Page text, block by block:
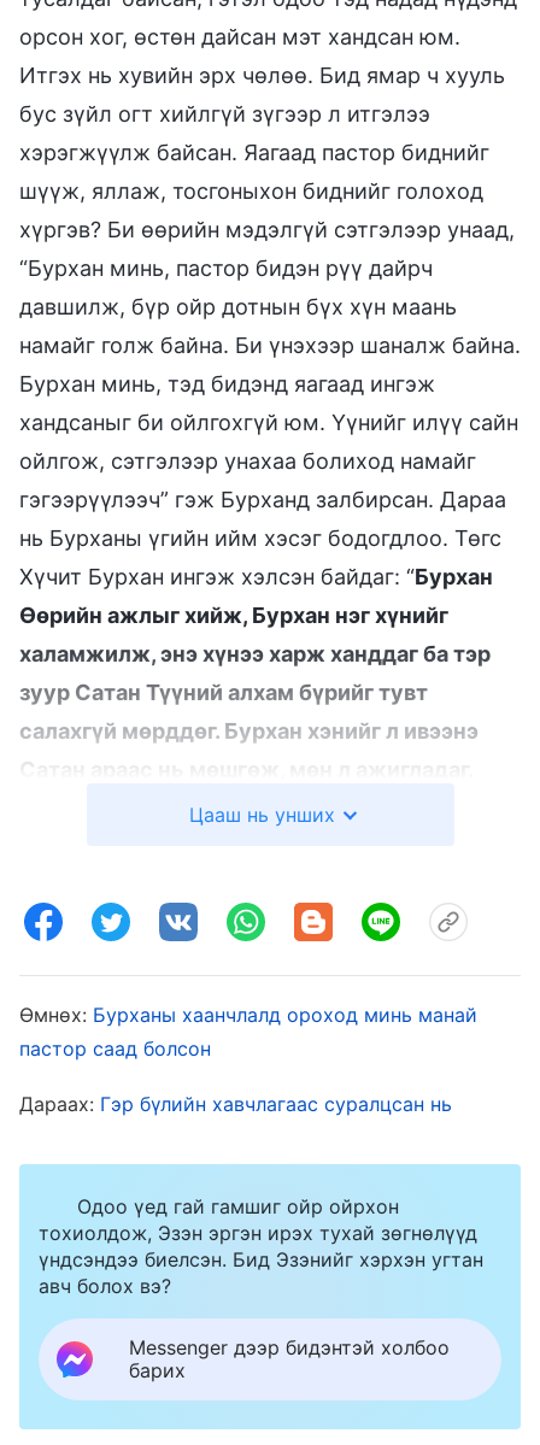
орсон хог, өстөн дайсан мэт хандсан юм.
Итгэх нь хувийн эрх чөлөө. Бид ямар ч хууль
бус зүйл огт хийлгүй зүгээр л итгэлээ
хэрэгжүүлж байсан. Яагаад пастор биднийг
шүүж, яллаж, тосгоныхон биднийг голоход
хүргэв? Би өөрийн мэдэлгүй сэтгэлээр унаад,
“Бурхан минь, пастор бидэн рүү дайрч
давшилж, бүр ойр дотнын бүх хүн маань
намайг голж байна. Би үнэхээр шаналж байна.
Бурхан минь, тэд бидэнд яагаад ингэж
хандсаныг би ойлгохгүй юм. Үүнийг илүү сайн
ойлгож, сэтгэлээр унахаа болиход намайг
гэгээрүүлээч” гэж Бурханд залбирсан. Дараа
нь Бурханы үгийн ийм хэсэг бодогдлоо. Төгс
Хүчит Бурхан ингэж хэлсэн байдаг: “Бурхан
Өөрийн ажлыг хийж, Бурхан нэг хүнийг
халамжилж, энэ хүнээ харж ханддаг ба тэр
зуур Сатан Түүний алхам бүрийг тувт
салахгүй мөрддөг. Бурхан хэнийг л ивээнэ
Сатан араас нь мөшгөж, мөн л ажигладаг.
Хэрвээ Бурхан энэ хүнийг хүсвэл, Сатан
янз бүрийн хорон муу заль мэх ашиглан далд
олж авахыг тэр хүсдэггүй; Бурханы хүсдэг
эзэмдэж, хянаж, удирдахыг хүсдэг ба
үйлдэхэд нь түүнтэй нэгдэх юм. Энэ нь
Сатаны хорлонтой сэдэл биш гэж үү?…
Бурхантай дайсагнаж, Түүний араас
хийхийг хүсдэг бүх ажлыг нурааж, Бурханы
олж авахыг хүсдэг хүмүүсийг эзэмдэж,
хянах, Бурханы олж авахыг хүсдэг хүмүүсийг
Цааш нь унших
Өмнөх: Бурханы хаанчлалд ороход минь манай
пастор саад болсон
Дараах: Гэр бүлийн хавчлагаас суралцсан нь
Одоо үед гай гамшиг ойр ойрхон
тохиолдож, Эзэн эргэн ирэх тухай зөгнөлүүд
үндсэндээ биелсэн. Бид Эзэнийг хэрхэн угтан
авч болох вэ?
Messenger дээр бидэнтэй холбоо
барих